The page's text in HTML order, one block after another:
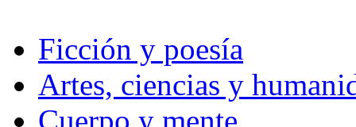
Ficción y poesía
Artes, ciencias y